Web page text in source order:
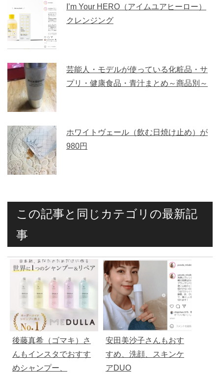
I’m Your HERO（アイムユアヒーロー）
クレンジング
芸能人・モデルが使っている化粧品・サ
プリ・健康食品・青汁まとめ～商品別～
ホワイトヴェール（飲む日焼け止め）が
980円
この記事と同じカテゴリの最新記
事
後藤真希（ゴマキ）さ
んもインスタでおすす
めシャンプー、
安田美沙子さんもおす
すめ、洗顔、スキンケ
アDUO